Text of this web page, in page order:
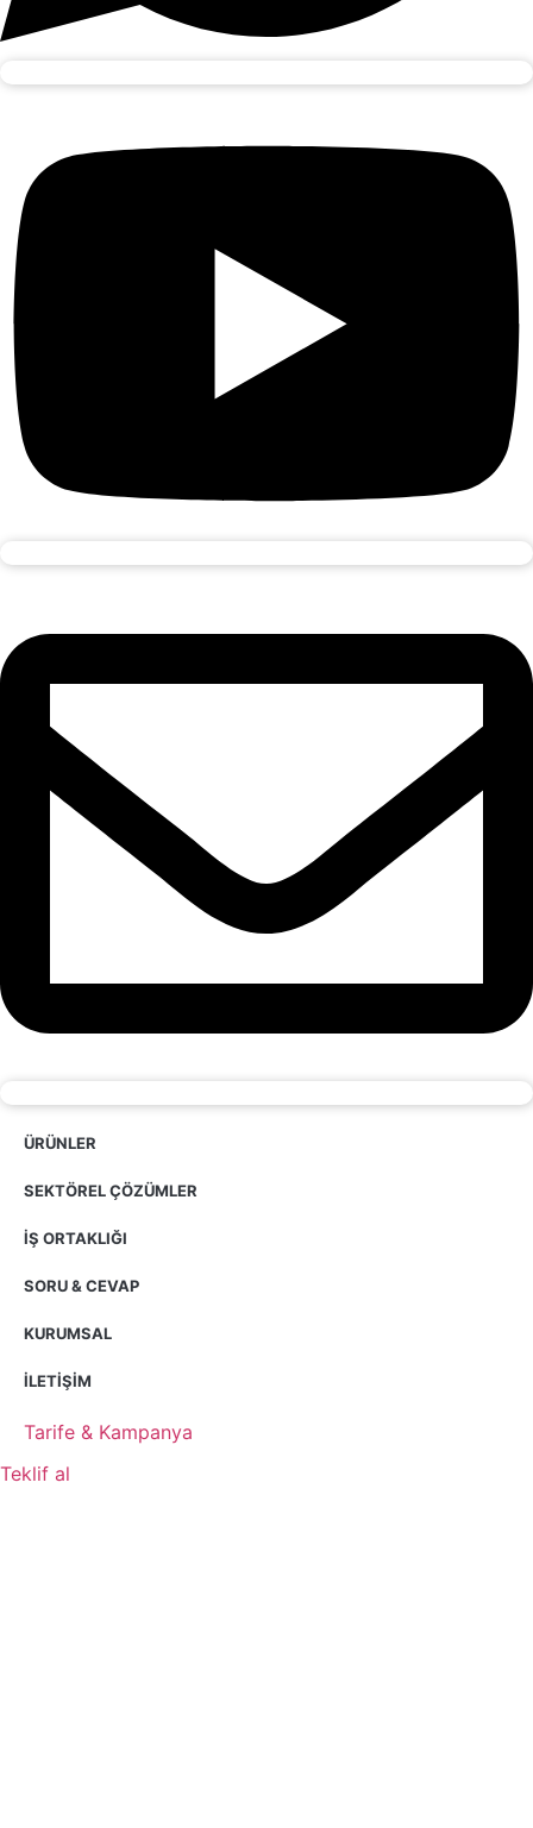
ÜRÜNLER
SEKTÖREL ÇÖZÜMLER
İŞ ORTAKLIĞI
SORU & CEVAP
KURUMSAL
İLETIŞIM
Tarife & Kampanya
Teklif al